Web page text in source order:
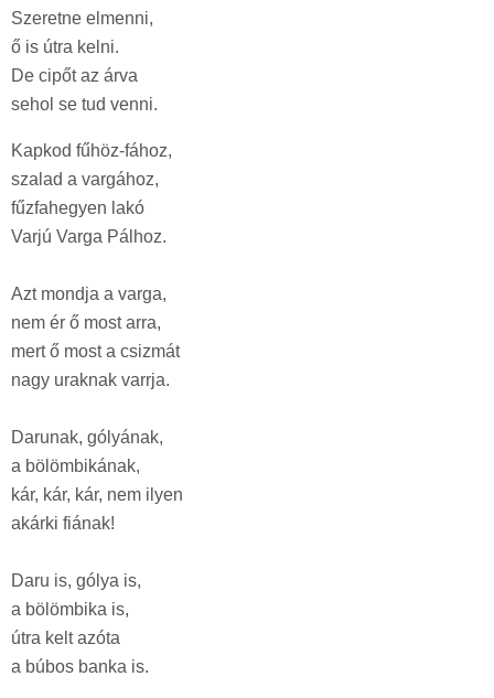
Szeretne elmenni,
ő is útra kelni.
De cipőt az árva
sehol se tud venni.
Kapkod fűhöz-fához,
szalad a vargához,
fűzfahegyen lakó
Varjú Varga Pálhoz.
Azt mondja a varga,
nem ér ő most arra,
mert ő most a csizmát
nagy uraknak varrja.
Darunak, gólyának,
a bölömbikának,
kár, kár, kár, nem ilyen
akárki fiának!
Daru is, gólya is,
a bölömbika is,
útra kelt azóta
a búbos banka is.